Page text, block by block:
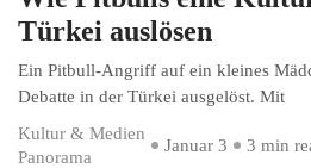
Türkei auslösen
Ein Pitbull-Angriff auf ein kleines
Debatte in der Türkei ausgelöst. Mit
Kultur & Medien
Panorama
Januar 3 3 min